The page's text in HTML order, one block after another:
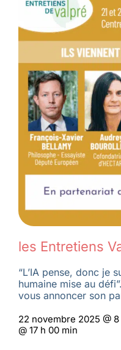
les Entretiens
“L’IA pense, donc je
humaine mise au
vous annoncer son
22 novembre 2025 @
@ 17 h 00 min